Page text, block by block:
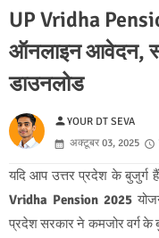
UP Vridha
ऑनलाइन आवेदन,
डाउनलोड
personYOUR DT SEVA
अक्टूबर 03, 2025
यदि आप उत्तर प्रदेश के बुजुर्ग हैं
Vridha Pension 2025
प्रदेश सरकार ने कमजोर वर्ग के